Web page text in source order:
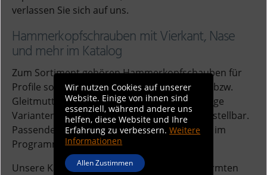
verlassen Sie sich auf uns.
Hammerkopfschrauben mit Vierkant, Nase
und mehr im Katalog
Zum Sortiment gehören Hammerkopfschauben für
Profile sowie die passenden Gewindeplatten bzw.
Gleitmuttern, mit Vierkant und mit Nase. Einige
Varianten sind auch in Stahl feuerverzinkt bestellbar.
Passende Profilschienen haben wir ebenfalls im
Programm.
Unsere Kataloge mit allen verfügbaren genormten
Wir nutzen Cookies auf unserer
Website. Einige von ihnen sind
essenziell, während andere uns
helfen, diese Website und Ihre
Erfahrung zu verbessern.Weitere
Informationen
Allen Zustimmen